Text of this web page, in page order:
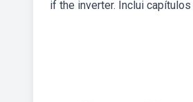
if the inverter. Inclui